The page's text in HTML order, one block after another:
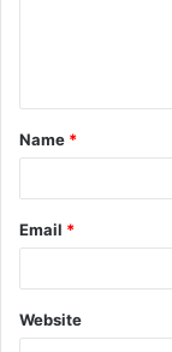
Name *
Email *
Website